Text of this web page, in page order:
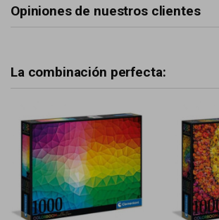
Opiniones de nuestros clientes
La combinación perfecta: